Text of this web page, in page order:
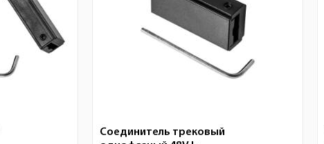
Соединитель трековый